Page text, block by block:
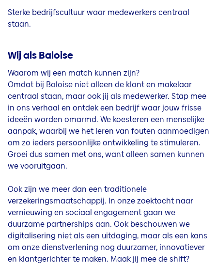
Sterke bedrijfscultuur waar medewerkers centraal
staan.
Wij als Baloise
Waarom wij een match kunnen zijn?
Omdat bij Baloise niet alleen de klant en makelaar
centraal staan, maar ook jij als medewerker. Stap mee
in ons verhaal en ontdek een bedrijf waar jouw frisse
ideeën worden omarmd. We koesteren een menselijke
aanpak, waarbij we het leren van fouten aanmoedigen
om zo ieders persoonlijke ontwikkeling te stimuleren.
Groei dus samen met ons, want alleen samen kunnen
we vooruitgaan.
Ook zijn we meer dan een traditionele
verzekeringsmaatschappij. In onze zoektocht naar
vernieuwing en sociaal engagement gaan we
duurzame partnerships aan. Ook beschouwen we
digitalisering niet als een uitdaging, maar als een kans
om onze dienstverlening nog duurzamer, innovatiever
en klantgerichter te maken. Maak jij mee de shift?